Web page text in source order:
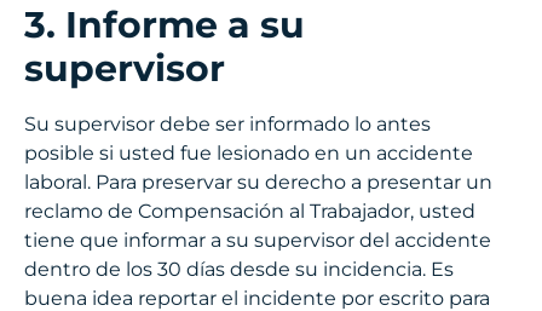
3. Informe a su
supervisor
Su supervisor debe ser informado lo antes
posible si usted fue lesionado en un accidente
laboral. Para preservar su derecho a presentar un
reclamo de Compensación al Trabajador, usted
tiene que informar a su supervisor del accidente
dentro de los 30 días desde su incidencia. Es
buena idea reportar el incidente por escrito para